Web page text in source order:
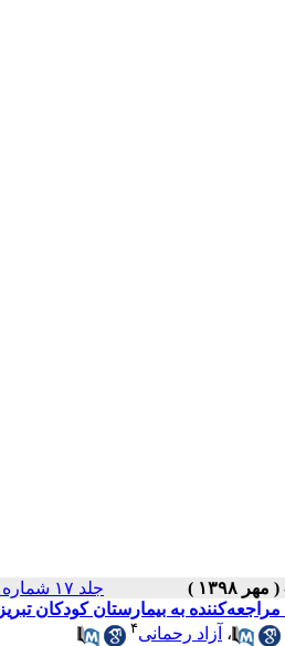
جلد ۱۷ شماره ۷ صفحات ۵۷۳-۵۶۳
به بیمارستان کودکان تبریز
، آزاد رحمانی۴